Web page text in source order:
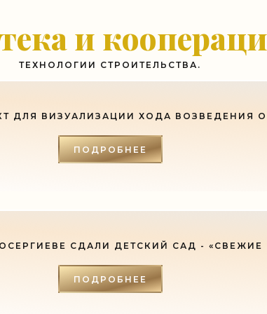
Люблю давать советы и очень не люблю, когда их дают мне.
и
ТЕХНОЛОГИИ СТРОИТЕЛЬСТВА.
ДЛЯ ВИЗУАЛИЗАЦИИ ХОДА ВОЗВЕДЕНИЯ
ПОДРОБНЕЕ
СДАЛИ ДЕТСКИЙ САД - «СВЕЖИЕ
ПОДРОБНЕЕ